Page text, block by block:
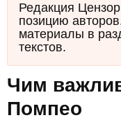
Редакция
позицию
материалы в
текстов.
Чим
Помпео